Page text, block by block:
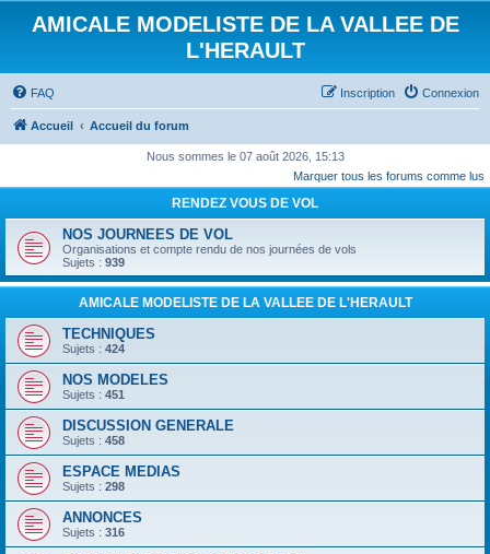
AMICALE MODELISTE DE LA VALLEE DE
L'HERAULT
FAQ Connexion
Inscription
Accueil Accueil du forum
Nous sommes le 07 août 2026, 15:13
Marquer tous les forums comme lus
RENDEZ VOUS DE VOL
NOS JOURNEES DE VOL
Organisations et compte rendu de nos journées de vols
Sujets : 939
AMICALE MODELISTE DE LA VALLEE DE L'HERAULT
TECHNIQUES
Sujets : 424
NOS MODELES
Sujets : 451
DISCUSSION GENERALE
Sujets : 458
ESPACE MEDIAS
Sujets : 298
ANNONCES
Sujets : 316